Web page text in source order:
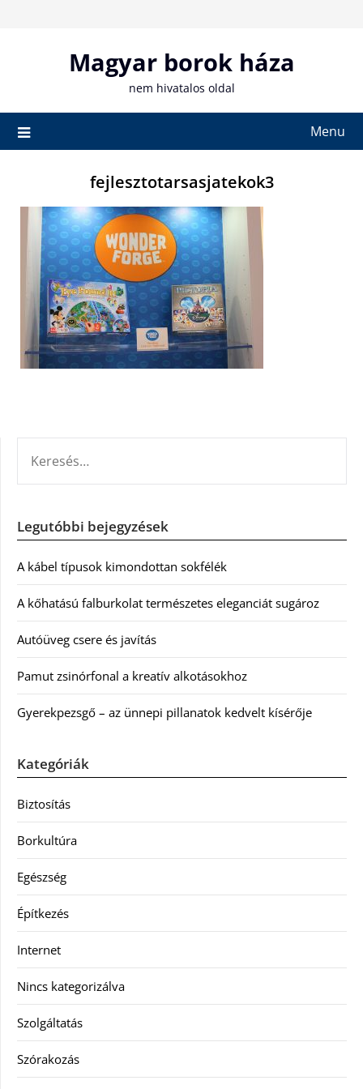
Magyar borok háza
nem hivatalos oldal
Menu
fejlesztotarsasjatekok3
Legutóbbi bejegyzések
A kábel típusok kimondottan sokfélék
A kőhatású falburkolat természetes eleganciát sugároz
Autóüveg csere és javítás
Pamut zsinórfonal a kreatív alkotásokhoz
Gyerekpezsgő – az ünnepi pillanatok kedvelt kísérője
Kategóriák
Biztosítás
Borkultúra
Egészség
Építkezés
Internet
Nincs kategorizálva
Szolgáltatás
Szórakozás